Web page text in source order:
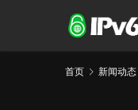
首页 新闻动态